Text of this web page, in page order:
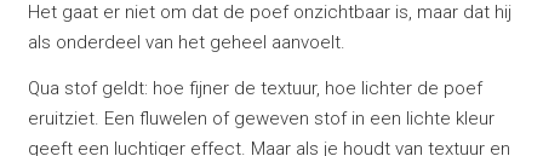
Het gaat er niet om dat de poef onzichtbaar is, maar dat hij
als onderdeel van het geheel aanvoelt.
Qua stof geldt: hoe fijner de textuur, hoe lichter de poef
eruitziet. Een fluwelen of geweven stof in een lichte kleur
geeft een luchtiger effect. Maar als je houdt van textuur en